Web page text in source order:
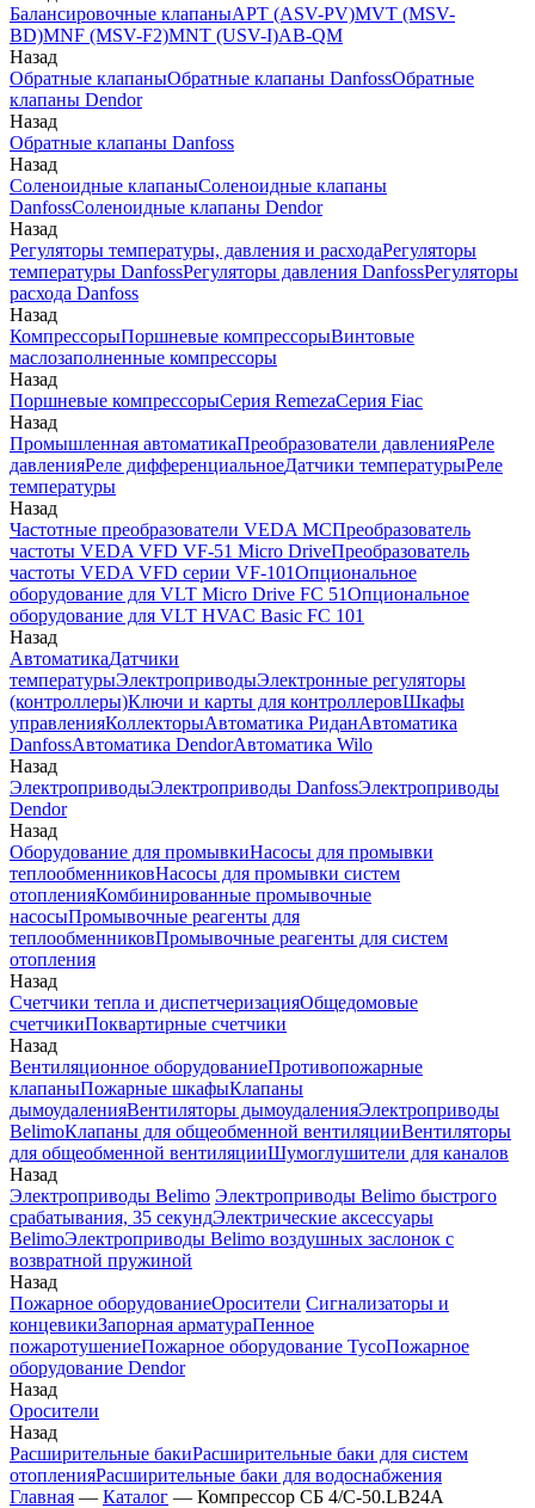
Балансировочные клапаныAPT (ASV-PV)MVT (MSV-
BD)MNF (MSV-F2)MNT (USV-I)AB-QM
Назад
Обратные клапаныОбратные клапаны DanfossОбратные
клапаны Dendor
Назад
Обратные клапаны Danfoss
Назад
Соленоидные клапаныСоленоидные клапаны
DanfossСоленоидные клапаны Dendor
Назад
Регуляторы температуры, давления и расходаРегуляторы
температуры DanfossРегуляторы давления DanfossРегуляторы
расхода Danfoss
Назад
КомпрессорыПоршневые компрессорыВинтовые
маслозаполненные компрессоры
Назад
Поршневые компрессорыСерия RemezaСерия Fiac
Назад
Промышленная автоматикаПреобразователи давленияРеле
давленияРеле дифференциальноеДатчики температурыРеле
температуры
Назад
Частотные преобразователи VEDA MCПреобразователь
частоты VEDA VFD VF-51 Micro DriveПреобразователь
частоты VEDA VFD серии VF-101Опциональное
оборудование для VLT Micro Drive FC 51Опциональное
оборудование для VLT HVAC Basic FC 101
Назад
АвтоматикаДатчики
температурыЭлектроприводыЭлектронные регуляторы
(контроллеры)Ключи и карты для контроллеровШкафы
управленияКоллекторыАвтоматика РиданАвтоматика
DanfossАвтоматика DendorАвтоматика Wilo
Назад
ЭлектроприводыЭлектроприводы DanfossЭлектроприводы
Dendor
Назад
Оборудование для промывкиНасосы для промывки
теплообменниковНасосы для промывки систем
отопленияКомбинированные промывочные
насосыПромывочные реагенты для
теплообменниковПромывочные реагенты для систем
отопления
Назад
Счетчики тепла и диспетчеризацияОбщедомовые
счетчикиПоквартирные счетчики
Назад
Вентиляционное оборудованиеПротивопожарные
клапаныПожарные шкафыКлапаны
дымоудаленияВентиляторы дымоудаленияЭлектроприводы
BelimoКлапаны для общеобменной вентиляцииВентиляторы
для общеобменной вентиляцииШумоглушители для каналов
Назад
Электроприводы Belimo Электроприводы Belimo быстрого
срабатывания, 35 секундЭлектрические аксессуары
BelimoЭлектроприводы Belimo воздушных заслонок c
возвратной пружиной
Назад
Пожарное оборудованиеОросители Сигнализаторы и
концевикиЗапорная арматураПенное
пожаротушениеПожарное оборудование TycoПожарное
оборудование Dendor
Назад
Оросители
Назад
Расширительные бакиРасширительные баки для систем
отопленияРасширительные баки для водоснабжения
Главная — Каталог — Компрессор СБ 4/C-50.LB24A